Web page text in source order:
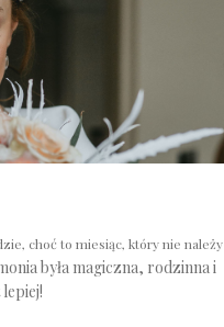
choć to miesiąc, który nie należy
była magiczna, rodzinna i